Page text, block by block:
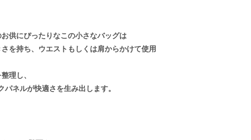
供にぴったりなこの小さなバッグは
を持ち、ウエストもしくは肩からかけて使用
理し、
ネルが快適さを生み出します。